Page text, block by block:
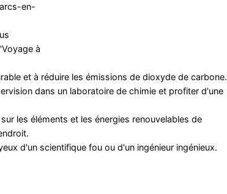
en-
à
et à réduire les émissions de dioxyde de carbone.
dans un laboratoire de chimie et profiter d'une
les éléments et les énergies renouvelables de
d'un scientifique fou ou d'un ingénieur ingénieux.